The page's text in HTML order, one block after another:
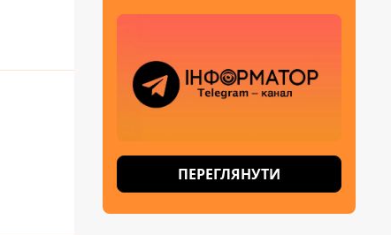
ПЕРЕГЛЯНУТИ